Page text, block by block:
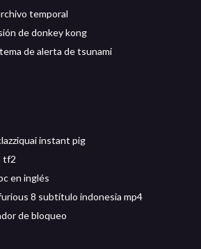
temporal
de donkey kong
de alerta de tsunami
instant pig
tf2
en inglés
8 subtítulo indonesia mp4
de bloqueo